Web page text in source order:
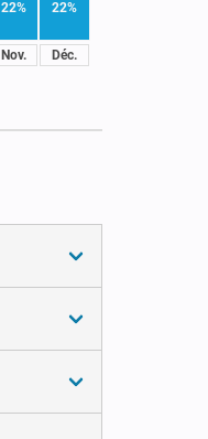
22%
Nov.
22%
Déc.